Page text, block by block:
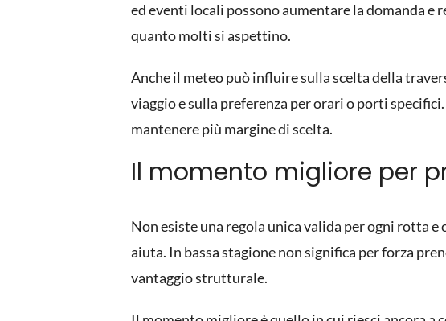
ed eventi locali possono aumentare la domanda
quanto molti si aspettino.
Anche il meteo può influire sulla scelta della
viaggio e sulla preferenza per orari o porti
mantenere più margine di scelta.
Il momento migliore per
Non esiste una regola unica valida per ogni rotta e
aiuta. In bassa stagione non significa per forza
vantaggio strutturale.